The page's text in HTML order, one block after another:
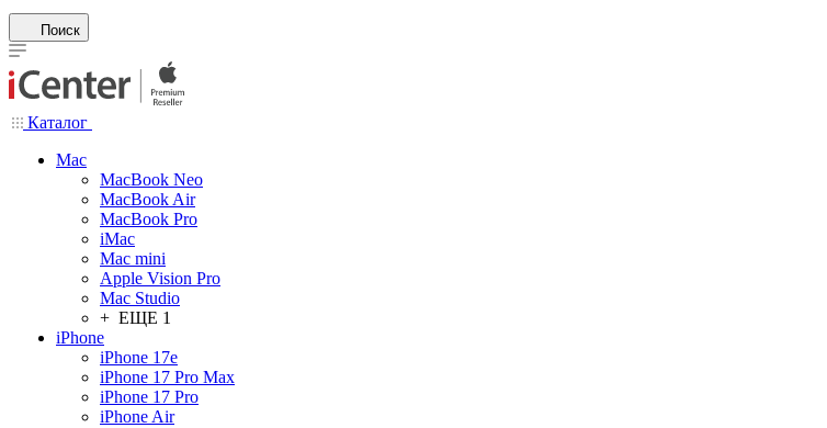
Поиск
Каталог
Mac
MacBook Neo
MacBook Air
MacBook Pro
iMac
Mac mini
Apple Vision Pro
Mac Studio
+ ЕЩЕ 1
iPhone
iPhone 17e
iPhone 17 Pro Max
iPhone 17 Pro
iPhone Air